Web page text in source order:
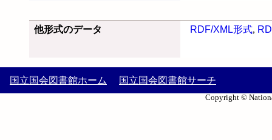
他形式のデータ RDF/XML形式,
国立国会図書館ホーム 国立国会図書館サーチ
Copyright ©